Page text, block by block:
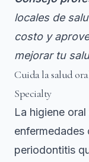
locales de
costo y
mejorar tu
Cuida la salud
Specialty
La higiene
periodontitis